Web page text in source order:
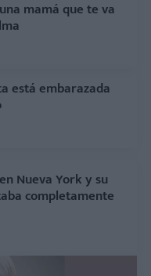
mamá que te va
está embarazada
Nueva York y su
completamente